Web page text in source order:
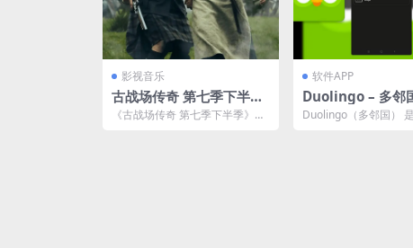
影视音乐
古战场传奇 第七季下半季
(2024英剧)[附前6季] 更新
《古战场传奇 第七季下半季》
软件APP
Duolingo – 多邻
外语 v6.9.2网盘
Duolingo（多邻国）